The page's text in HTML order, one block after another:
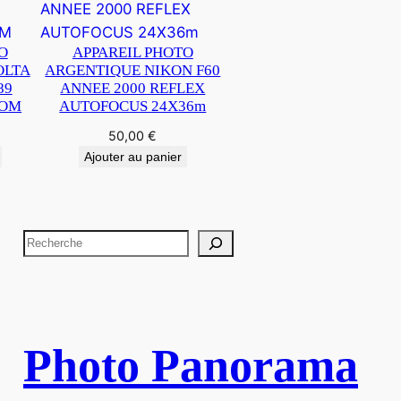
APPAREIL PHOTO
ARGENTIQUE NIKON F60
ANNEE 2000 REFLEX
AUTOFOCUS 24X36m
50,00€
Ajouter au panier
R
r
c
Photo Panorama